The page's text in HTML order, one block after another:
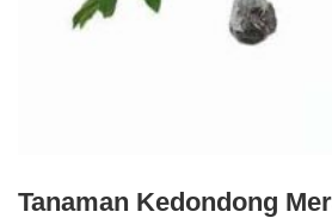
Tanaman Kedondong